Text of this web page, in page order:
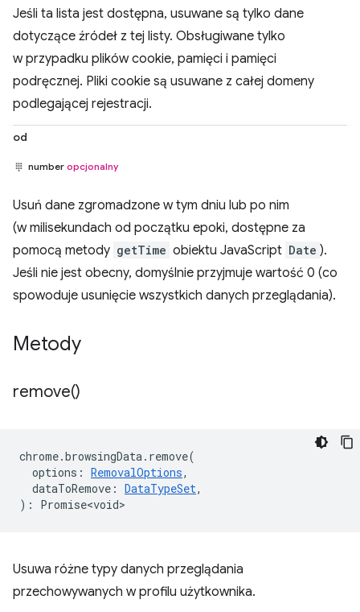
Jeśli ta lista jest dostępna, usuwane są tylko dane
dotyczące źródeł z tej listy. Obsługiwane tylko
w przypadku plików cookie, pamięci i pamięci
podręcznej. Pliki cookie są usuwane z całej domeny
podlegającej rejestracji.
od
number opcjonalny
Usuń dane zgromadzone w tym dniu lub po nim
(w milisekundach od początku epoki, dostępne za
pomocą metody getTime obiektu JavaScript Date ).
Jeśli nie jest obecny, domyślnie przyjmuje wartość 0 (co
spowoduje usunięcie wszystkich danych przeglądania).
Metody
remove()
chrome.browsingData. remove(
options : RemovalOptions,
dataToRemove : DataTypeSet,
) : Promise<void>
Usuwa różne typy danych przeglądania
przechowywanych w profilu użytkownika.